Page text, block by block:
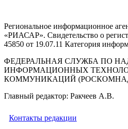
Региональное информационное
«РИАСАР». Свидетельство о
45850 от 19.07.11 Категория
ФЕДЕРАЛЬНАЯ СЛУЖБА ПО
ИНФОРМАЦИОННЫХ
КОММУНИКАЦИЙ
Главный редактор: Ракчеев А.В.
Контакты редакции